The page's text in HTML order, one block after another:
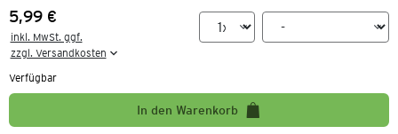
Preis:
5,99 €
inkl. MwSt. ggf.
zzgl. Versandkosten
Verfügbar
In den Warenkorb